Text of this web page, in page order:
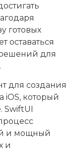
готовых
оставаться
для
для создания
iOS, который
SwiftUI
и мощный
и